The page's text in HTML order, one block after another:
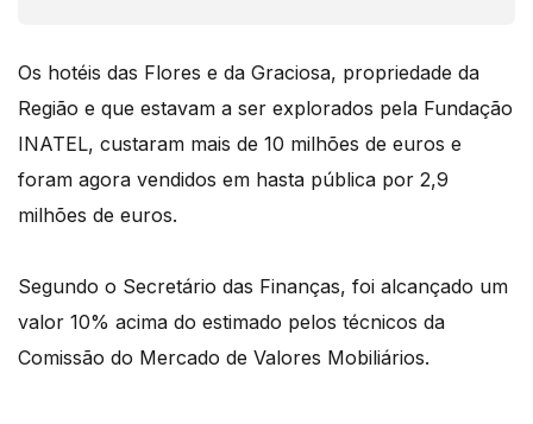
Os hotéis das Flores e da Graciosa, propriedade da
Região e que estavam a ser explorados pela Fundação
INATEL, custaram mais de 10 milhões de euros e
foram agora vendidos em hasta pública por 2,9
milhões de euros.
Segundo o Secretário das Finanças, foi alcançado um
valor 10% acima do estimado pelos técnicos da
Comissão do Mercado de Valores Mobiliários.